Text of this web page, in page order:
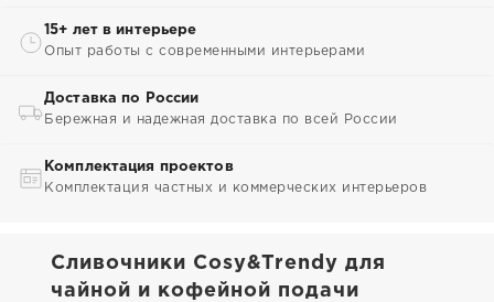
15+ лет в интерьере
Опыт работы с современными интерьерами
Доставка по России
Бережная и надежная доставка по всей России
Комплектация проектов
Комплектация частных и коммерческих интерьеров
Сливочники Cosy&Trendy для
чайной и кофейной подачи